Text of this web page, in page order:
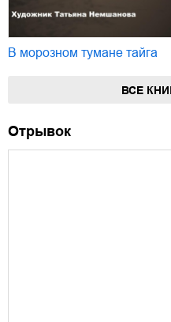
В морозном тумане тайга
ВСЕ
Отрывок